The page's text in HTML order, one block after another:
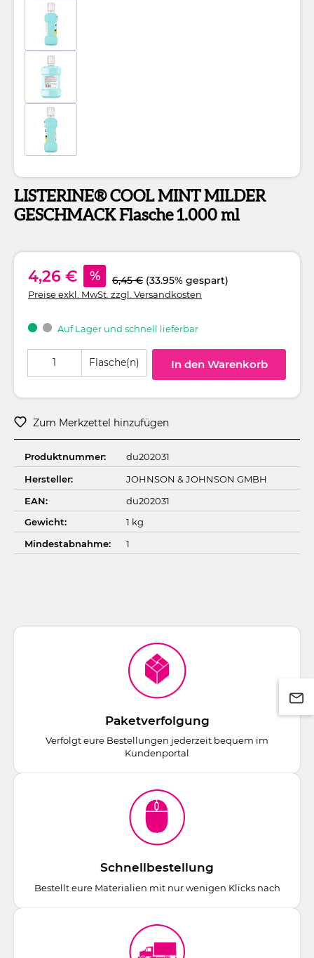
LISTERINE® COOL MINT MILDER
GESCHMACK Flasche 1.000 ml
4,26 € % 6,45 € (33.95% gespart)
Preise exkl. MwSt. zzgl. Versandkosten
Auf Lager und schnell lieferbar
Flasche(n) In den Warenkorb
Zum Merkzettel hinzufügen
Produktnummer:
du202031
Hersteller:
JOHNSON & JOHNSON GMBH
EAN:
du202031
Gewicht:
1 kg
Mindestabnahme:
1
Paketverfolgung
Verfolgt eure Bestellungen jederzeit bequem im
Kundenportal
Schnellbestellung
Bestellt eure Materialien mit nur wenigen Klicks nach